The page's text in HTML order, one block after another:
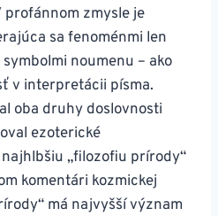
profánnom zmysle je
sa fenoménmi len
noumenu – ako
v interpretácii písma.
oba druhy doslovnosti
ezoterické
„filozofiu prírody“
komentári kozmickej
má najvyšší význam